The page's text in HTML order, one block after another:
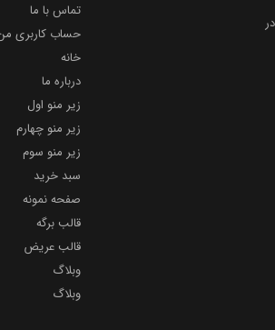
تماس با ما
حساب کاربری
خانه
درباره ما
زیر منو اول
زیر منو چهارم
زیر منو سوم
سبد خرید
صفحه نمونه
قالب برگه
قالب عریض
وبلاگ
وبلاگ